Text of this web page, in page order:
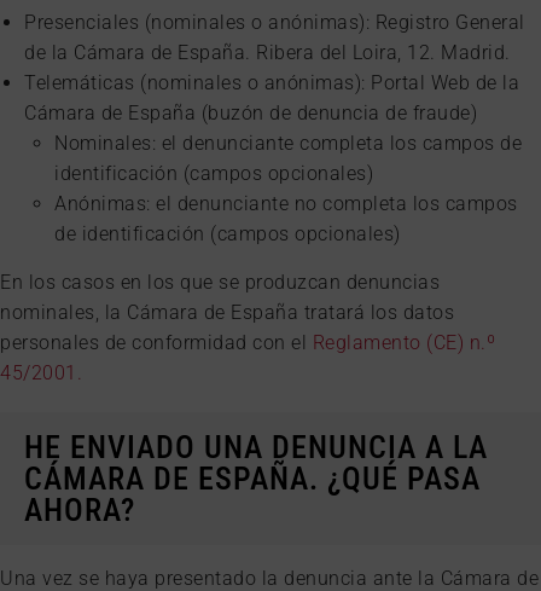
Presenciales (nominales o anónimas): Registro General
de la Cámara de España. Ribera del Loira, 12. Madrid.
Telemáticas (nominales o anónimas): Portal Web de la
Cámara de España (buzón de denuncia de fraude)
Nominales: el denunciante completa los campos de
identificación (campos opcionales)
Anónimas: el denunciante no completa los campos
de identificación (campos opcionales)
En los casos en los que se produzcan denuncias
nominales, la Cámara de España tratará los datos
personales de conformidad con el Reglamento (CE) n.º
45/2001.
HE ENVIADO UNA DENUNCIA A LA
CÁMARA DE ESPAÑA. ¿QUÉ PASA
AHORA?
Una vez se haya presentado la denuncia ante la Cámara de